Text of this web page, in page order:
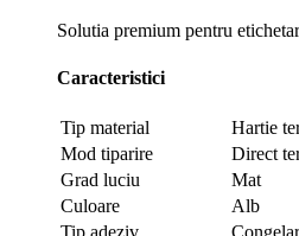
Solutia premium pentru
Caracteristici
Tip material
Hartie
Mod tiparire
Direct
Grad luciu
Mat
Culoare
Alb
Tip adeziv